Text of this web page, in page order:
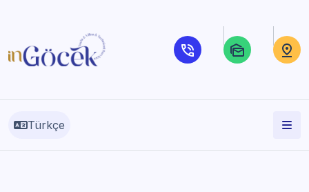
Türkçe